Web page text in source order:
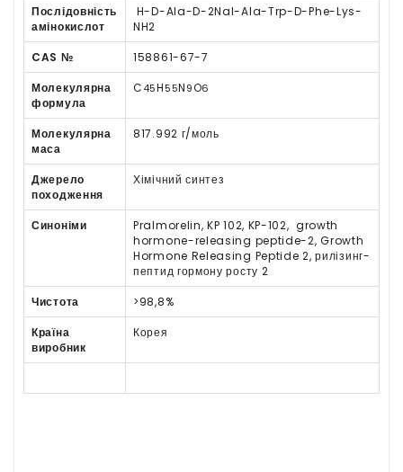
Послідовність
амінокислот
H-D-Ala-D-2Nal-Ala-Trp-D-Phe-Lys-
NH2
CAS №
158861-67-7
Молекулярна
формула
C45H55N9O6
Молекулярна
маса
817.992 г/моль
Джерело
походження
Хімічний синтез
Синоніми
Pralmorelin, KP 102, KP-102, growth
hormone-releasing peptide-2, Growth
Hormone Releasing Peptide 2, рилізинг-
пептид гормону росту 2
Чистота
>98,8%
Країна
виробник
Корея